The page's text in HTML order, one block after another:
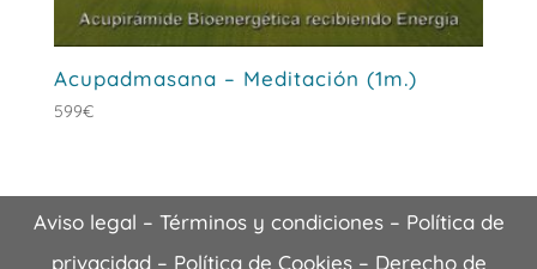
Acupadmasana – Meditación (1m.)
599€
Aviso legal – Términos y condiciones– Política de
privacidad– Política de Cookies– Derecho de